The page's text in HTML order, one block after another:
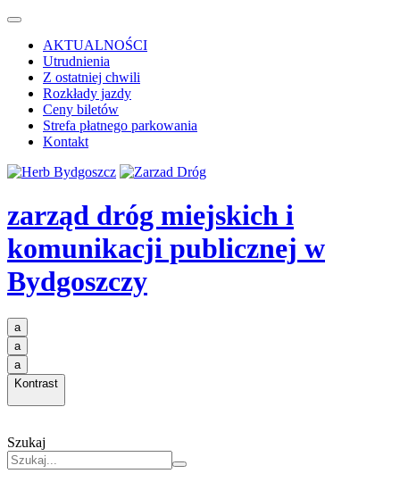
AKTUALNOŚCI
Utrudnienia
Z ostatniej chwili
Rozkłady jazdy
Ceny biletów
Strefa płatnego parkowania
Kontakt
zarząd dróg miejskich i
komunikacji publicznej w
Bydgoszczy
a
a
a
Kontrast
Szukaj